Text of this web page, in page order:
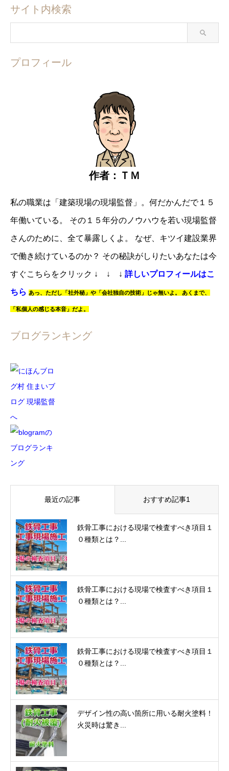
サイト内検索
プロフィール
作者：ＴＭ
私の職業は「建築現場の現場監督」。 何だかんだで１５
年働いている。 その１５年分のノウハウを若い現場監督
さんのために、全て暴露しくよ。 なぜ、キツイ建設業界
で働き続けているのか？ その秘訣がしりたいあなたは今
すぐこちらをクリック ↓ ↓ ↓ 詳しいプロフィールはこ
ちら あっ、 ただし「社外秘」や「会社独自の技術」じゃ無いよ。 あくまで、
「私個人の感じる本音」だよ。
ブログランキング
最近の記事 おすすめ記事1
鉄骨工事における現場で検査すべき項目１
０種類とは？...
鉄骨工事における現場で検査すべき項目１
０種類とは？...
鉄骨工事における現場で検査すべき項目１
０種類とは？...
デザイン性の高い箇所に用いる耐火塗料！
火災時は驚き...